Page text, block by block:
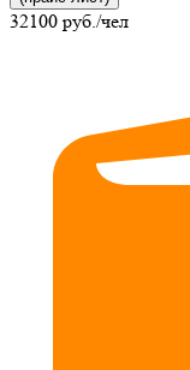
32100 руб./чел